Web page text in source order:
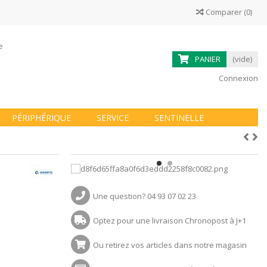
Comparer (0)
PANIER
(vide)
Connexion
PÉRIPHÉRIQUE SERVICE SENTINELLE
Une question? 04 93 07 02 23
Optez pour une livraison Chronopost à J+1
Ou retirez vos articles dans notre magasin